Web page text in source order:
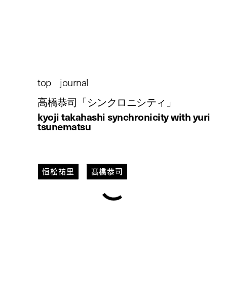
top/ journal
高橋恭司「シンクロニシティ 」
kyoji takahashi synchronicity with yuri
tsunematsu
恒松祐里 髙橋恭司